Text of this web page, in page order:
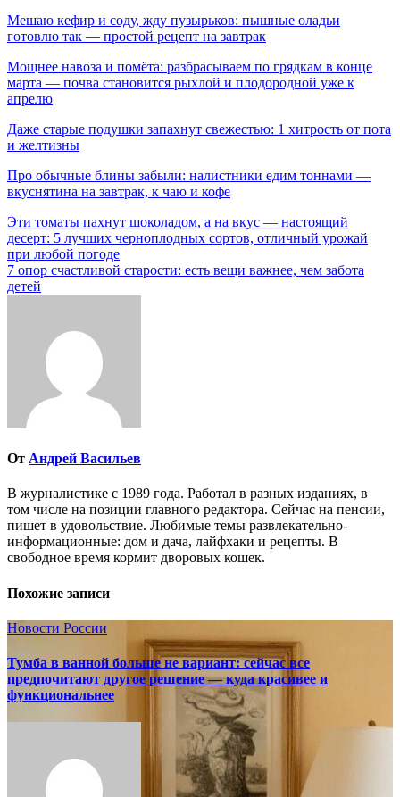
Мешаю кефир и соду, жду пузырьков: пышные оладьи
готовлю так — простой рецепт на завтрак
Мощнее навоза и помёта: разбрасываем по грядкам в конце
марта — почва становится рыхлой и плодородной уже к
апрелю
Даже старые подушки запахнут свежестью: 1 хитрость от пота
и желтизны
Про обычные блины забыли: налистники едим тоннами —
вкуснятина на завтрак, к чаю и кофе
Навигация
по
записям
Эти томаты пахнут шоколадом, а на вкус — настоящий
десерт: 5 лучших черноплодных сортов, отличный урожай
при любой погоде
7 опор счастливой старости: есть вещи важнее, чем забота
детей
От Андрей Васильев
В журналистике с 1989 года. Работал в разных изданиях, в
том числе на позиции главного редактора. Сейчас на пенсии,
пишет в удовольствие. Любимые темы развлекательно-
информационные: дом и дача, лайфхаки и рецепты. В
свободное время кормит дворовых кошек.
Похожие записи
Новости России
Тумба в ванной больше не вариант: сейчас все
предпочитают другое решение — куда красивее и
функциональнее